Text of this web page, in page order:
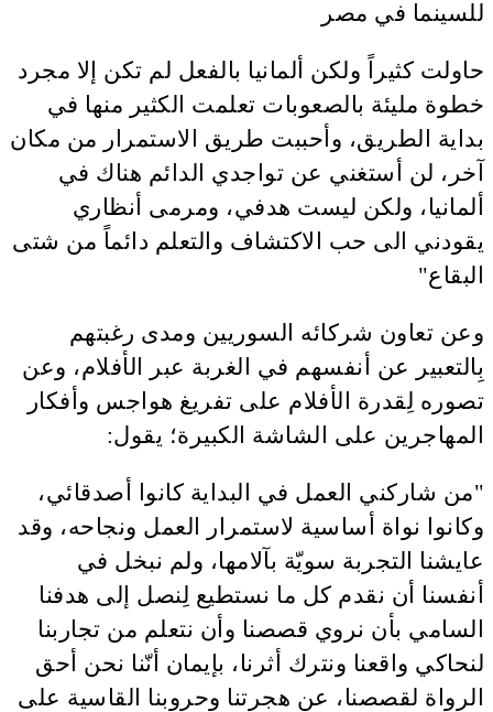
حاولت كثيراً ولكن ألمانيا بالفعل لم تكن إلا مجرد
خطوة مليئة بالصعوبات تعلمت الكثير منها في
بداية الطريق، وأحببت طريق الاستمرار من مكان
آخر، لن أستغني عن تواجدي الدائم هناك في
ألمانيا، ولكن ليست هدفي، ومرمى أنظاري
يقودني الى حب الاكتشاف والتعلم دائماً من شتى
البقاع"
وعن تعاون شركائه السوريين ومدى رغبتهم
بِالتعبير عن أنفسهم في الغربة عبر الأفلام، وعن
تصوره لِقدرة الأفلام على تفريغ هواجس وأفكار
المهاجرين على الشاشة الكبيرة؛ يقول:
"من شاركني العمل في البداية كانوا أصدقائي،
وكانوا نواة أساسية لاستمرار العمل ونجاحه، وقد
عايشنا التجربة سويّة بآلامها، ولم نبخل في
أنفسنا أن نقدم كل ما نستطيع لِنصل إلى هدفنا
السامي بأن نروي قصصنا وأن نتعلم من تجاربنا
لنحاكي واقعنا ونترك أثرنا، بإيمان أنّنا نحن أحق
الرواة لقصصنا، عن هجرتنا وحروبنا القاسية على